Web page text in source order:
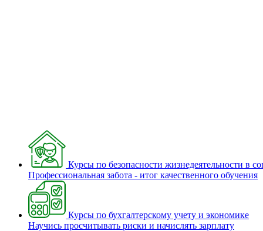
Курсы по безопасности жизнедеятельности в
Профессиональная забота - итог качественного обучения
Курсы по бухгалтерскому учету и экономике
Научись просчитывать риски и начислять зарплату